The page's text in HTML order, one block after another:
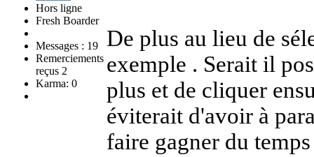
Hors ligne
Fresh Boarder
Messages : 19
Remerciements
reçus 2
Karma: 0
De plus au lieu de
exemple . Serait il
plus et de cliquer
éviterait d'avoir à
faire gagner du